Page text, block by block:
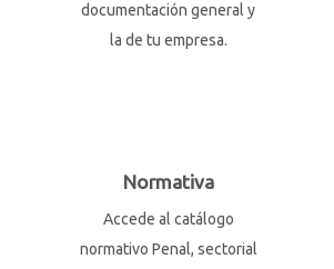
documentación general y
la de tu empresa.
Normativa
Accede al catálogo
normativo Penal, sectorial